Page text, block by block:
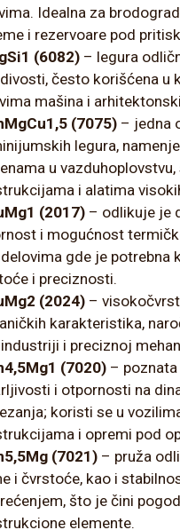
Idealna za
i rezervoare pod
(6082) – legura
često korišćena u
mašina i
(7075) – jedna
legura,
u
i alatima
(2017) – odlikuje je
i mogućnost
gde je potrebna
i preciznosti.
(2024) –
karakteristika,
i preciznoj
(7020) –
i otpornosti na
koristi se u
i opremi pod
(7021) – pruža
i čvrstoće, kao i
što je čini
elemente.